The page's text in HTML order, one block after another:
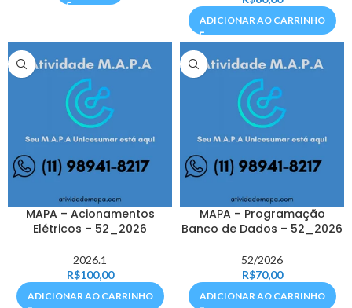
ADICIONAR AO CARRINHO
MAPA – Acionamentos
Elétricos – 52_2026
2026.1
R$100,00
ADICIONAR AO CARRINHO
MAPA – Programação
Banco de Dados – 52_2026
52/2026
R$70,00
ADICIONAR AO CARRINHO